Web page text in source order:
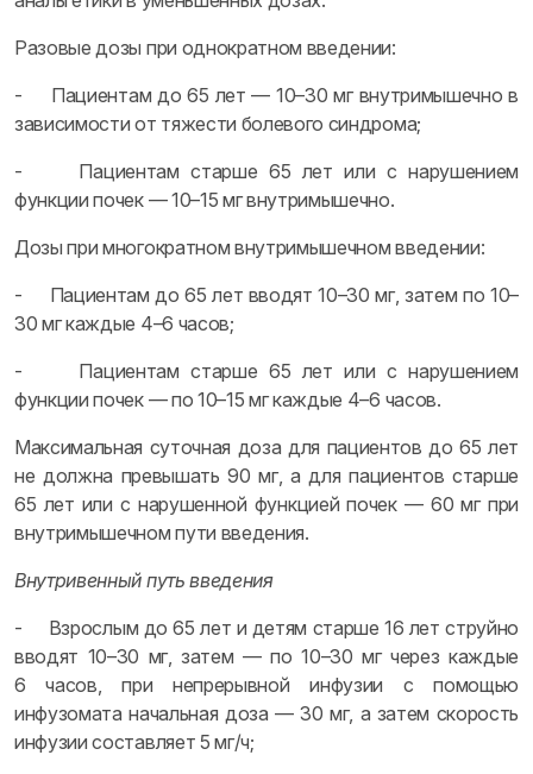
Разовые дозы при однократном введении:
- Пациентам до 65 лет — 10–30 мг внутримышечно в
зависимости от тяжести болевого синдрома;
- Пациентам старше 65 лет или с нарушением
функции почек — 10–15 мг внутримышечно.
Дозы при многократном внутримышечном введении:
- Пациентам до 65 лет вводят 10–30 мг, затем по 10–
30 мг каждые 4–6 часов;
- Пациентам старше 65 лет или с нарушением
функции почек — по 10–15 мг каждые 4–6 часов.
Максимальная суточная доза для пациентов до 65 лет
не должна превышать 90 мг, а для пациентов старше
65 лет или с нарушенной функцией почек — 60 мг при
внутримышечном пути введения.
Внутривенный путь введения
- Взрослым до 65 лет и детям старше 16 лет струйно
вводят 10–30 мг, затем — по 10–30 мг через каждые
6 часов, при непрерывной инфузии с помощью
инфузомата начальная доза — 30 мг, а затем скорость
инфузии составляет 5 мг/ч;